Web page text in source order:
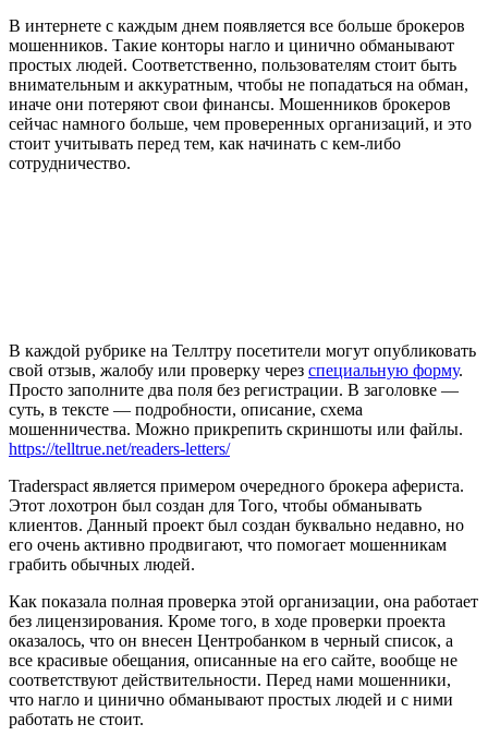
В интернете с каждым днем появляется все больше брокеров
мошенников. Такие конторы нагло и цинично обманывают
простых людей. Соответственно, пользователям стоит быть
внимательным и аккуратным, чтобы не попадаться на обман,
иначе они потеряют свои финансы. Мошенников брокеров
сейчас намного больше, чем проверенных организаций, и это
стоит учитывать перед тем, как начинать с кем-либо
сотрудничество.
В каждой рубрике на Теллтру посетители могут опубликовать
свой отзыв, жалобу или проверку через специальную форму.
Просто заполните два поля без регистрации. В заголовке —
суть, в тексте — подробности, описание, схема
мошенничества. Можно прикрепить скриншоты или файлы.
https://telltrue.net/readers-letters/
Traderspact является примером очередного брокера афериста.
Этот лохотрон был создан для Того, чтобы обманывать
клиентов. Данный проект был создан буквально недавно, но
его очень активно продвигают, что помогает мошенникам
грабить обычных людей.
Как показала полная проверка этой организации, она работает
без лицензирования. Кроме того, в ходе проверки проекта
оказалось, что он внесен Центробанком в черный список, а
все красивые обещания, описанные на его сайте, вообще не
соответствуют действительности. Перед нами мошенники,
что нагло и цинично обманывают простых людей и с ними
работать не стоит.